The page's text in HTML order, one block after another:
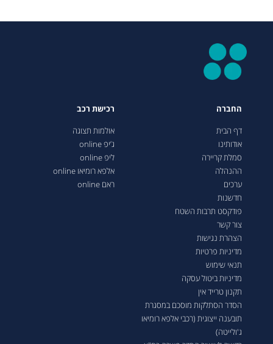
החברה
דף הבית
אודותינו
סמלת קריירה
ההנהלה
ערכים
חדשנות
פודקסט תרבות השטח
צור קשר
הצהרת נגישות
מדיניות פרטיות
תנאי שימוש
מדיניות ביטול עסקה
תקנון טרייד אין
הסדר הסתלקות מוסכם במסגרת
תובענה ייצוגית (רכבי אלפא רומיאו
ג'ולייטה)
רכישת רכב
אולמות תצוגה
ג’יפ online
ליפ online
אלפא רומיאו online
ראם online